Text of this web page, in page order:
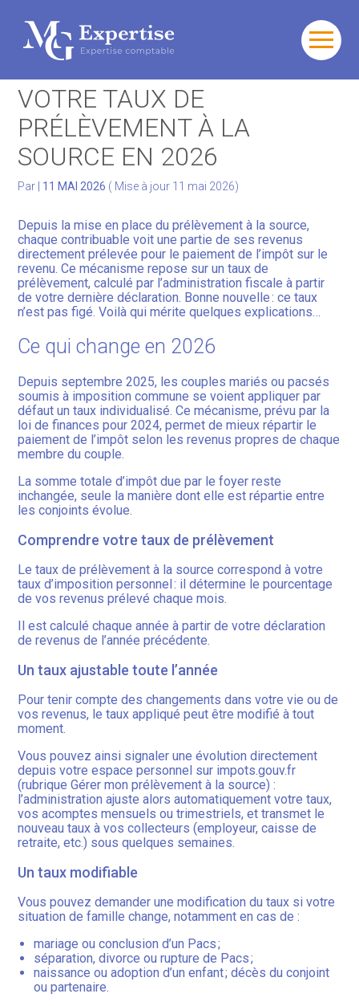
Aller
Gérer votre quotidien
Gérer votre patrimoine
Facturation Électronique
GÉRER EFFICACEMENT
VOTRE TAUX DE
PRÉLÈVEMENT À LA
SOURCE EN 2026
Par 11 MAI 2026 ( Mise à jour 11 mai 2026)
Depuis la mise en place du prélèvement à la source,
chaque contribuable voit une partie de ses revenus
directement prélevée pour le paiement de l’impôt sur le
revenu. Ce mécanisme repose sur un taux de
prélèvement, calculé par l’administration fiscale à partir
de votre dernière déclaration. Bonne nouvelle : ce taux
n’est pas figé. Voilà qui mérite quelques explications…
Ce qui change en 2026
Depuis septembre 2025, les couples mariés ou pacsés
soumis à imposition commune se voient appliquer par
défaut un taux individualisé. Ce mécanisme, prévu par la
loi de finances pour 2024, permet de mieux répartir le
paiement de l’impôt selon les revenus propres de chaque
membre du couple.
La somme totale d’impôt due par le foyer reste
inchangée, seule la manière dont elle est répartie entre
les conjoints évolue.
Comprendre votre taux de prélèvement
Le taux de prélèvement à la source correspond à votre
taux d’imposition personnel : il détermine le pourcentage
de vos revenus prélevé chaque mois.
Il est calculé chaque année à partir de votre déclaration
de revenus de l’année précédente.
Un taux ajustable toute l’année
Pour tenir compte des changements dans votre vie ou de
vos revenus, le taux appliqué peut être modifié à tout
moment.
Vous pouvez ainsi signaler une évolution directement
depuis votre espace personnel sur impots.gouv.fr
(rubrique Gérer mon prélèvement à la source) :
l’administration ajuste alors automatiquement votre taux,
vos acomptes mensuels ou trimestriels, et transmet le
nouveau taux à vos collecteurs (employeur, caisse de
retraite, etc.) sous quelques semaines.
Un taux modifiable
Vous pouvez demander une modification du taux si votre
situation de famille change, notamment en cas de :
mariage ou conclusion d’un Pacs ;
séparation, divorce ou rupture de Pacs ;
naissance ou adoption d’un enfant ; décès du conjoint
ou partenaire.